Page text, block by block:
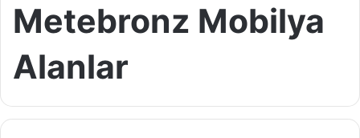
Metebronz Mobilya
Alanlar